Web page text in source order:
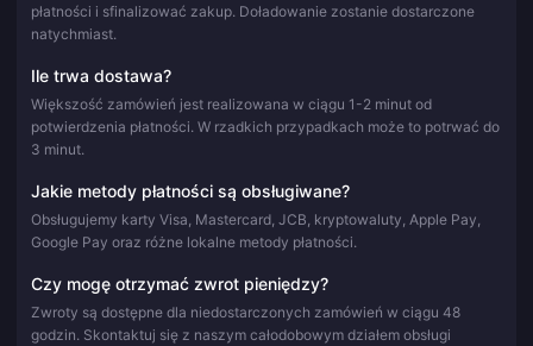
płatności i sfinalizować zakup. Doładowanie zostanie dostarczone
natychmiast.
Ile trwa dostawa?
Większość zamówień jest realizowana w ciągu 1-2 minut od
potwierdzenia płatności. W rzadkich przypadkach może to potrwać do
3 minut.
Jakie metody płatności są obsługiwane?
Obsługujemy karty Visa, Mastercard, JCB, kryptowaluty, Apple Pay,
Google Pay oraz różne lokalne metody płatności.
Czy mogę otrzymać zwrot pieniędzy?
Zwroty są dostępne dla niedostarczonych zamówień w ciągu 48
godzin. Skontaktuj się z naszym całodobowym działem obsługi